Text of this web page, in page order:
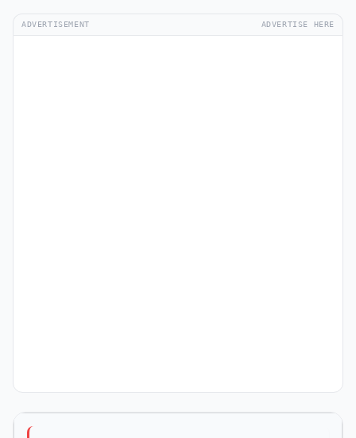
ADVERTISEMENT ADVERTISE HERE